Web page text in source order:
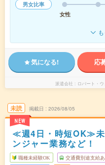
男女比率
女性
気になる! 応
派遣会社 ロバート・
未読
NEW
掲載日 2026/08/05
≪週4日・時短OK≫未
ンジャー業務など！
職種未経験OK 交通費別途支給あ